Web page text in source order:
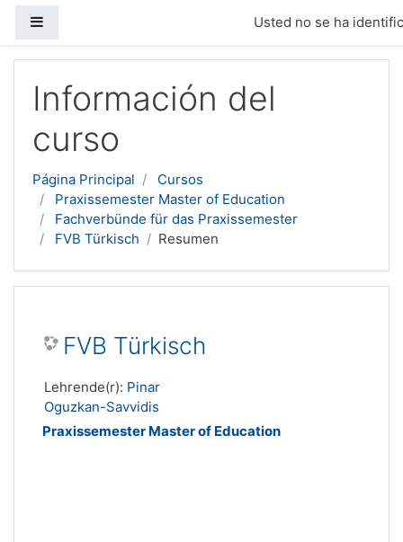
Usted no se ha
Información del
curso
Página Principal
Cursos
Praxissemester Master of Education
Fachverbünde für das Praxissemester
FVB Türkisch
Resumen
FVB Türkisch
Lehrende(r): Pinar
Oguzkan-Savvidis
Praxissemester Master of Education